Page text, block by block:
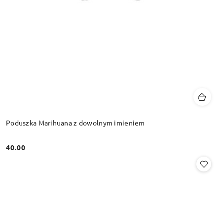
Poduszka Marihuana z dowolnym imieniem
Cena:
40.00